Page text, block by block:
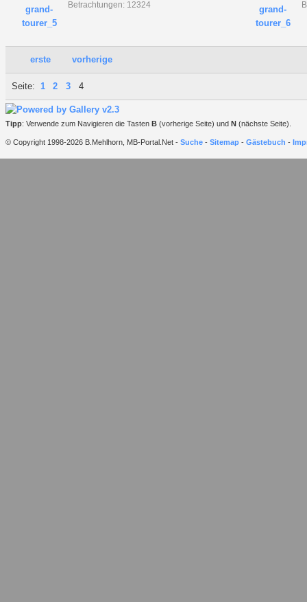
Betrachtungen: 12324
erste vorherige
Seite: 1 2 3 4
Tipp: Verwende zum Navigieren die Tasten B (vorherige Seite) und N (nächste Seite).
© Copyright 1998-2026 B.Mehlhorn, MB-Portal.Net - Suche - Sitemap - Gästebuch -